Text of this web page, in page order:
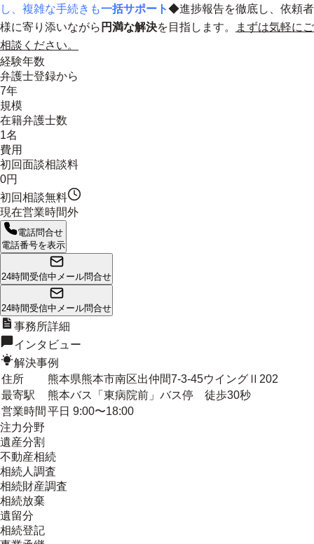
し、複雑な手続きも一括サポート◆進捗報告を徹底し、依頼者
様に寄り添いながら 円満な解決を目指します。
まずは気軽にご
相談ください。
経験年数
弁護士登録から
7年
規模
在籍弁護士数
1名
費用
初回面談相談料
0円
初回相談無料
現在営業時間外
電話問合せ
電話番号を表示
24時間受信中 メール問合せ
24時間受信中 メール問合せ
事務所詳細
インタビュー
解決事例
住所
熊本県熊本市南区出仲間7-3-45ウイングⅡ202
最寄駅
熊本バス「東病院前」バス停 徒歩30秒
営業時間 平日 9:00〜18:00
注力分野
遺産分割
不動産相続
相続人調査
相続財産調査
相続放棄
遺留分
相続登記